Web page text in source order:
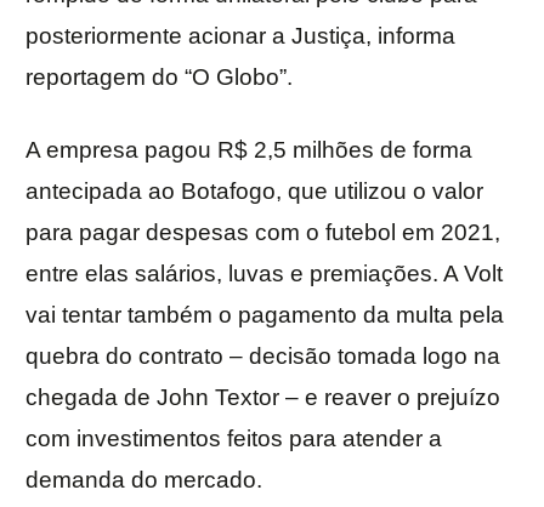
posteriormente acionar a Justiça, informa
reportagem do “O Globo”.
A empresa pagou R$ 2,5 milhões de forma
antecipada ao Botafogo, que utilizou o valor
para pagar despesas com o futebol em 2021,
entre elas salários, luvas e premiações. A Volt
vai tentar também o pagamento da multa pela
quebra do contrato – decisão tomada logo na
chegada de John Textor – e reaver o prejuízo
com investimentos feitos para atender a
demanda do mercado.